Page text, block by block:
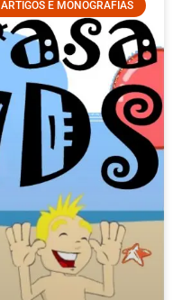
ARTIGOS E MONOGRAFIAS